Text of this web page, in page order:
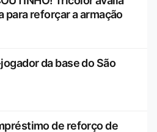
para reforçar a armação
da base do São
de reforço de